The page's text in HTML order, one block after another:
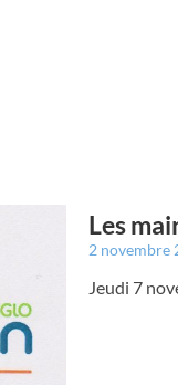
Les
2 novembre
Jeudi 7